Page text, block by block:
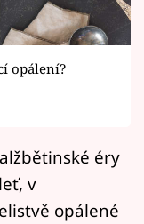
opálení?
éry
v
opálené